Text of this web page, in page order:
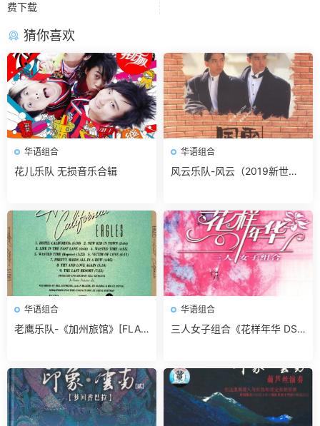
费下载
猜你喜欢
华语组合
花儿乐队 无损音乐合辑
华语组合
风云乐队-风云（2019新世纪
E】
华语组合
老鹰乐队-《加州旅馆》[FLAC
华语组合
三人女子组合《花样年华 DS